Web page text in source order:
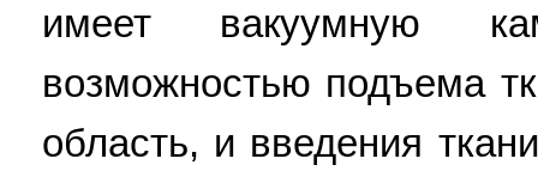
имеет вакуумную
возможностью подъема
область, и введения